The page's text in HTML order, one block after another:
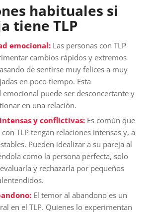
habituales si
tiene TLP
emocional: Las personas con TLP
cambios rápidos y extremos
de sentirse muy felices a muy
en poco tiempo. Esta
puede ser desconcertante y
en una relación.
y conflictivas: Es común que
TLP tengan relaciones intensas y, a
Pueden idealizar a su pareja al
como la persona perfecta, solo
y rechazarla por pequeños
El temor al abandono es un
en el TLP. Quienes lo experimentan